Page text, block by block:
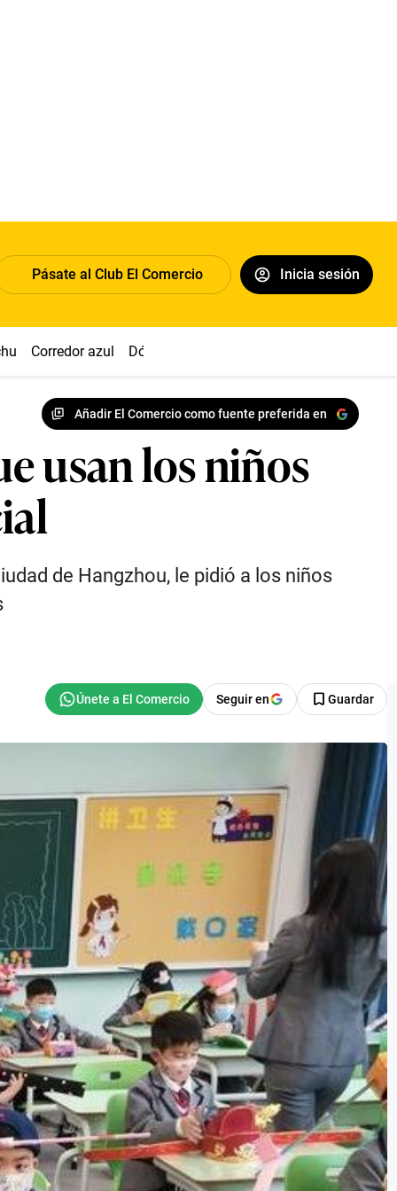
Pásate al Club El Comercio Inicia sesión
Corredor azul Dólar
Añadir El Comercio como fuente preferida en
usan los niños
de Hangzhou, le pidió a los niños
Seguir en Guardar